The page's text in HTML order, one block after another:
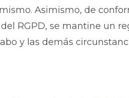
Asimismo, de
RGPD, se mantine un
y las demás